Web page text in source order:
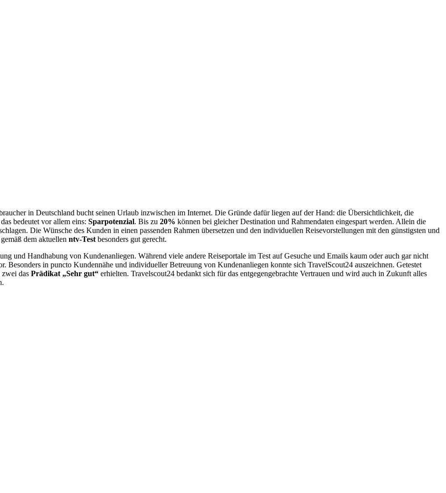
in Deutschland bucht seinen Urlaub inzwischen im Internet. Die Gründe dafür liegen auf der Hand: die Übersichtlichkeit, die
bedeutet vor allem eins: Sparpotenzial. Bis zu 20% können bei gleicher Destination und Rahmendaten eingespart werden. Allein die
Die Wünsche des Kunden in einen passenden Rahmen übersetzen und den individuellen Reisevorstellungen mit den günstigsten und
gemäß dem aktuellen ntv-Test besonders gut gerecht.
und Handhabung von Kundenanliegen. Während viele andere Reiseportale im Test auf Gesuche und Emails kaum oder auch gar nicht
Besonders in puncto Kundennähe und individueller Betreuung von Kundenanliegen konnte sich TravelScout24 auszeichnen. Getestet
zwei das Prädikat „Sehr gut“ erhielten. Travelscout24 bedankt sich für das entgegengebrachte Vertrauen und wird auch in Zukunft alles